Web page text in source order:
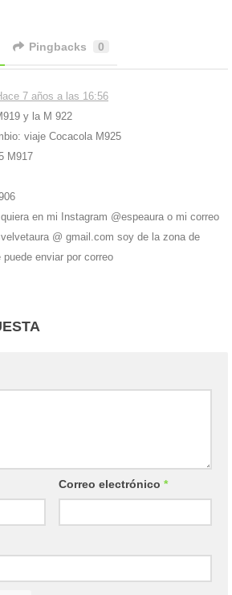
Pingbacks 0
7 años a las 16:56
y la M 922
viaje Cocacola M925
M917
en mi Instagram @espeaura o mi correo
@ gmail.com soy de la zona de
enviar por correo
Correo electrónico *